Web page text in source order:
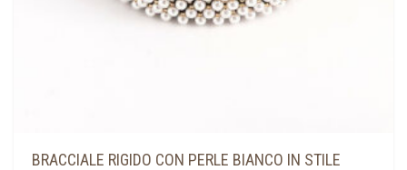
BRACCIALE RIGIDO CON PERLE BIANCO IN STILE